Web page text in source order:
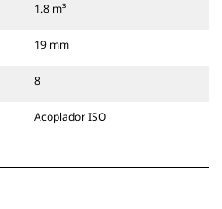
1.8 m³
19 mm
8
Acoplador ISO